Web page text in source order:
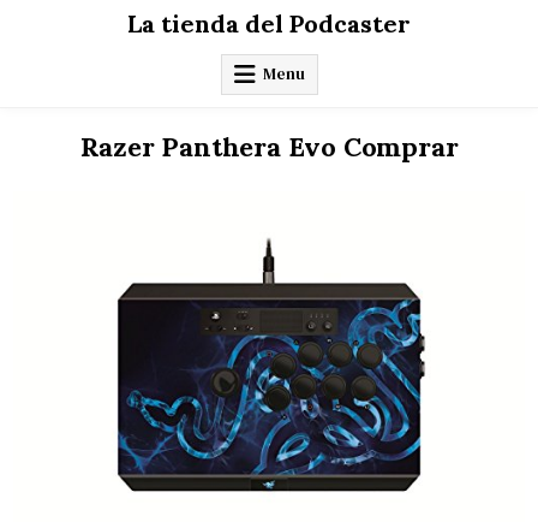
La tienda del Podcaster
Menu
Razer Panthera Evo Comprar